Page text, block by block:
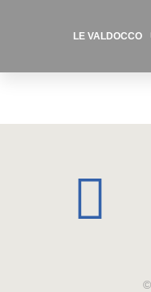
LE VALDOCCO